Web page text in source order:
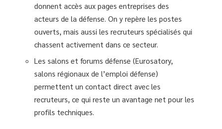
donnent accès aux pages entreprises des
acteurs de la défense. On y repère les postes
ouverts, mais aussi les recruteurs spécialisés qui
chassent activement dans ce secteur.
Les salons et forums défense (Eurosatory,
salons régionaux de l’emploi défense)
permettent un contact direct avec les
recruteurs, ce qui reste un avantage net pour les
profils techniques.